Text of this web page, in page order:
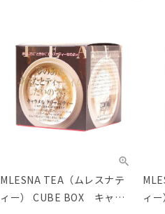
MLESNA TEA（ムレスナテ
ィー） CUBE BOX キャラ
ィ